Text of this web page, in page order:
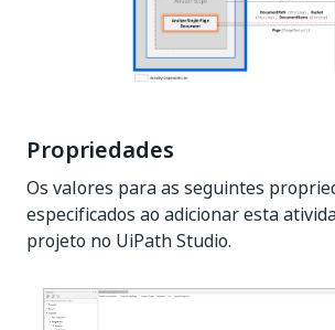
Propriedades
Os valores para as seguintes
especificados ao adicionar esta
projeto no UiPath Studio.